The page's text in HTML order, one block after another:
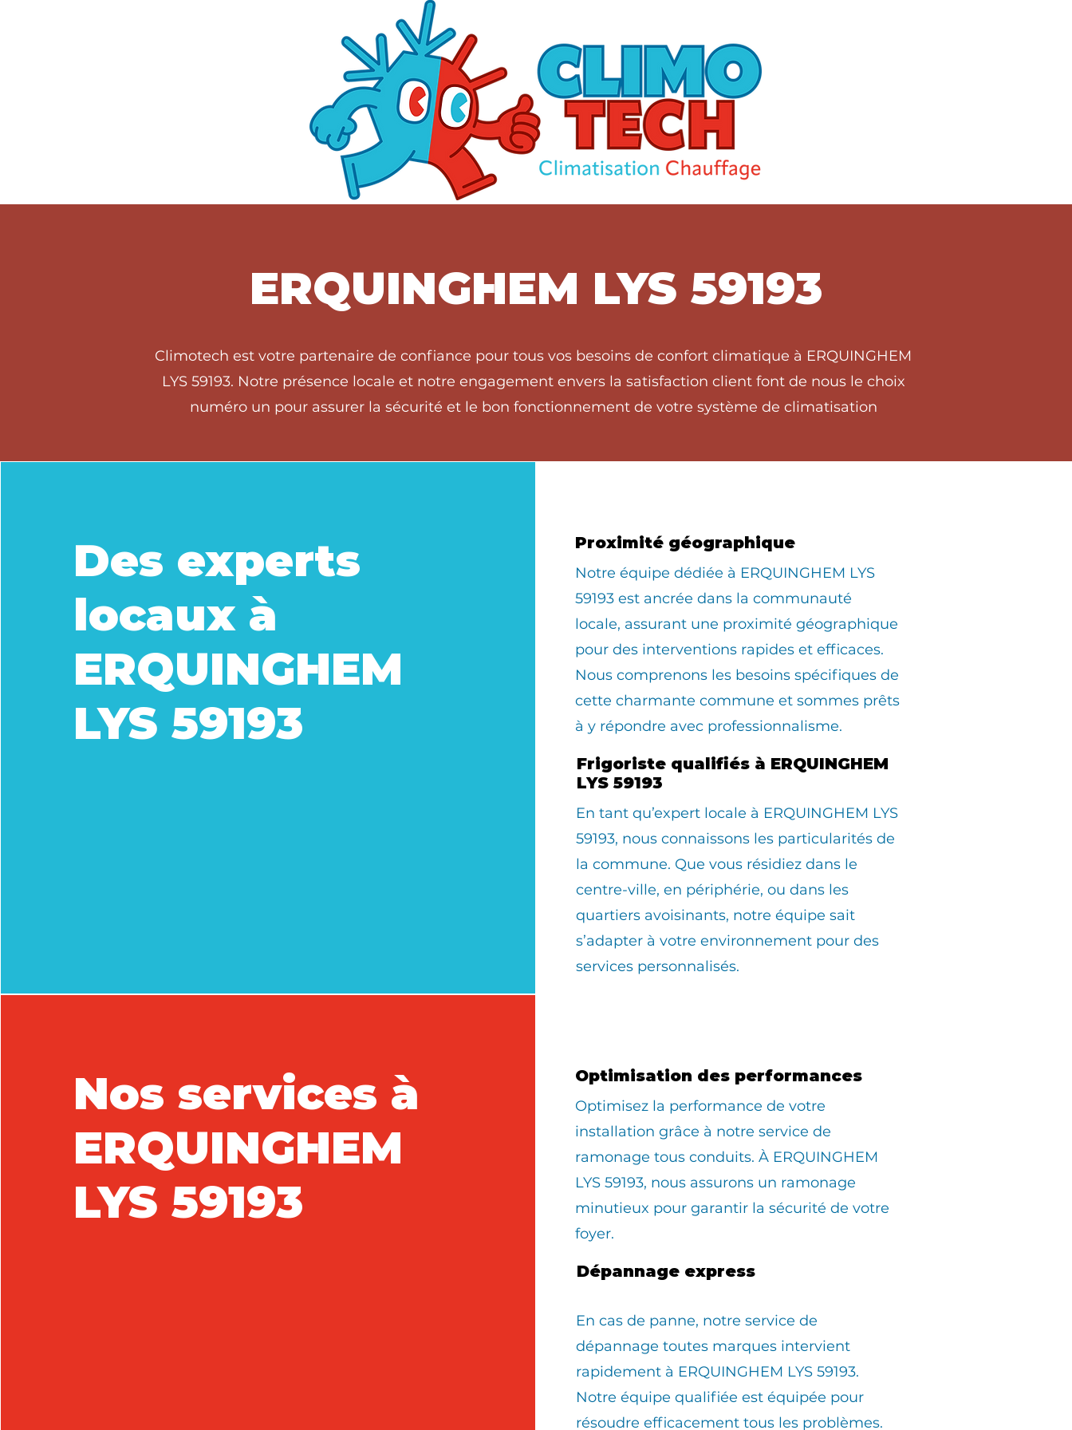
ERQUINGHEM LYS 59193
Climotech est votre partenaire de confiance pour tous vos besoins de confort climatique à ERQUINGHEM
LYS 59193. Notre présence locale et notre engagement envers la satisfaction client font de nous le choix
numéro un pour assurer la sécurité et le bon fonctionnement de votre système de climatisation
Des experts
locaux à
ERQUINGHEM
LYS 59193
Proximité géographique
​Notre équipe dédiée à ERQUINGHEM LYS
59193 est ancrée dans la communauté
locale, assurant une proximité géographique
pour des interventions rapides et efficaces.
Nous comprenons les besoins spécifiques de
cette charmante commune et sommes prêts
à y répondre avec professionnalisme.
Frigoriste qualifiés à ERQUINGHEM
LYS 59193
En tant qu’expert locale à ERQUINGHEM LYS
59193, nous connaissons les particularités de
la commune. Que vous résidiez dans le
centre-ville, en périphérie, ou dans les
quartiers avoisinants, notre équipe sait
s’adapter à votre environnement pour des
services personnalisés.
Nos services à
ERQUINGHEM
LYS 59193
Optimisation des performances
Optimisez la performance de votre
installation grâce à notre service de
ramonage tous conduits. À ERQUINGHEM
LYS 59193, nous assurons un ramonage
minutieux pour garantir la sécurité de votre
foyer.
Dépannage express
En cas de panne, notre service de
dépannage toutes marques intervient
rapidement à ERQUINGHEM LYS 59193.
Notre équipe qualifiée est équipée pour
résoudre efficacement tous les problèmes.